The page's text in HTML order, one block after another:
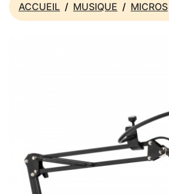
ACCUEIL MUSIQUE MICROS